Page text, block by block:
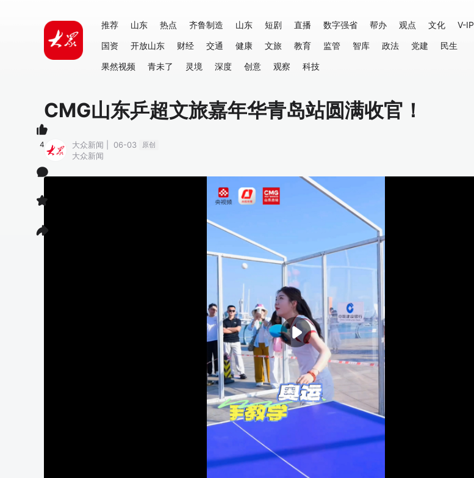
推荐 山东 热点 齐鲁制造 山东 短剧 直播 数字强省 帮办 观点 文化
V-IP
国资
开放山东 财经 交通 健康 文旅 教育 监管 智库 政法 党建
民生
果然视频
青未了 灵境 深度 创意 观察 科技
CMG山东乒超文旅嘉年华青岛站圆满收官！
大众新闻 | 06-03 原创
大众新闻
4